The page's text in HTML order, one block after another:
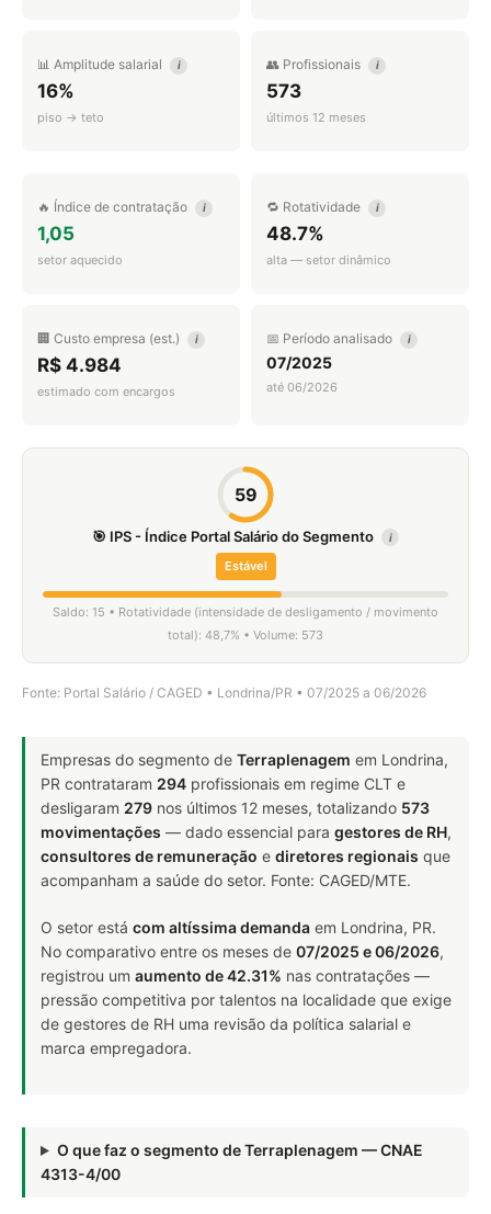
📊 Amplitude salarial i
16%
piso → teto
👥 Profissionais i
573
últimos 12 meses
🔥 Índice de contratação i
1,05
setor aquecido
🔁 Rotatividade i
48.7%
alta — setor dinâmico
🏢 Custo empresa (est.) i
R$ 4.984
estimado com encargos
📅 Período analisado i
07/2025
até 06/2026
59
🎯 IPS - Índice Portal Salário do Segmento i
Estável
Saldo: 15 • Rotatividade (intensidade de desligamento / movimento
total): 48,7% • Volume: 573
Fonte: Portal Salário / CAGED • Londrina/PR • 07/2025 a 06/2026
Empresas do segmento de Terraplenagem em Londrina,
PR contrataram 294 profissionais em regime CLT e
desligaram 279 nos últimos 12 meses, totalizando 573
movimentações — dado essencial para gestores de RH,
consultores de remuneração e diretores regionais que
acompanham a saúde do setor. Fonte: CAGED/MTE.
O setor está com altíssima demanda em Londrina, PR.
No comparativo entre os meses de 07/2025 e 06/2026,
registrou um aumento de 42.31% nas contratações —
pressão competitiva por talentos na localidade que exige
de gestores de RH uma revisão da política salarial e
marca empregadora.
O que faz o segmento de Terraplenagem — CNAE
4313-4/00